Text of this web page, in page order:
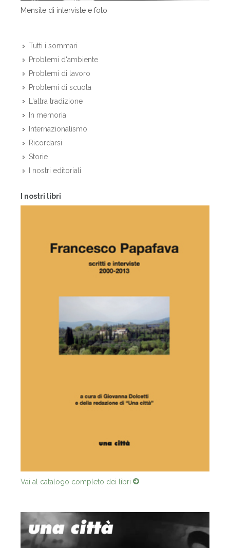
Mensile di interviste e foto
Tutti i sommari
Problemi d'ambiente
Problemi di lavoro
Problemi di scuola
L'altra tradizione
In memoria
Internazionalismo
Ricordarsi
Storie
I nostri editoriali
I nostri libri
Vai al catalogo completo dei libri